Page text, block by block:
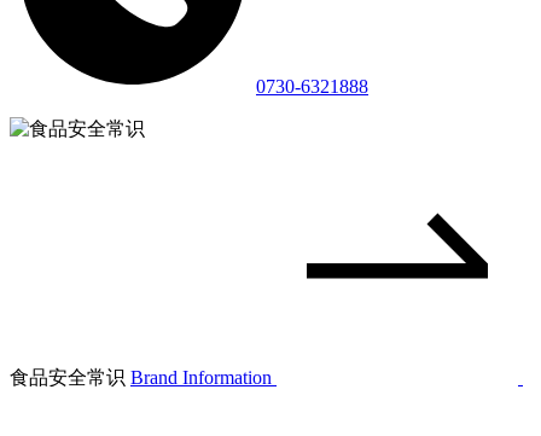
0730-6321888
食品安全常识 Brand Information